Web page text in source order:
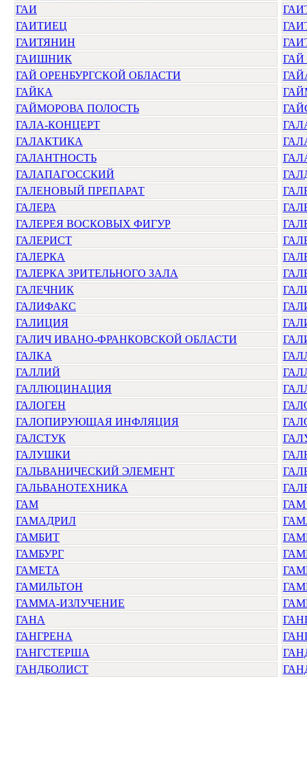
ГАИ
ГАИТИЕЦ
ГАИТЯНИН
ГАИШНИК
ГАЙ
ГАЙ ОРЕНБУРГСКОЙ ОБЛАСТИ
ГАЙКА
ГАЙМОРОВА ПОЛОСТЬ
ГАЛА-КОНЦЕРТ
ГАЛАКТИКА
ГАЛАНТНОСТЬ
ГАЛАПАГОССКИЙ
ГАЛЕНОВЫЙ ПРЕПАРАТ
ГАЛЕРА
ГАЛЕРЕЯ ВОСКОВЫХ ФИГУР
ГАЛЕРИСТ
ГАЛЕРКА
ГАЛЕРКА ЗРИТЕЛЬНОГО ЗАЛА
ГАЛЕЧНИК
ГАЛИФАКС
ГАЛИЦИЯ
ГАЛИЧ ИВАНО-ФРАНКОВСКОЙ ОБЛАСТИ
ГАЛКА
ГАЛЛИЙ
ГАЛЛЮЦИНАЦИЯ
ГАЛОГЕН
ГАЛОПИРУЮЩАЯ ИНФЛЯЦИЯ
ГАЛСТУК
ГАЛУШКИ
ГАЛЬВАНИЧЕСКИЙ ЭЛЕМЕНТ
ГАЛЬВАНОТЕХНИКА
ГАМ
ГАМАДРИЛ
ГАМБИТ
ГАМБУРГ
ГАМЕТА
ГАМИЛЬТОН
ГАММА-ИЗЛУЧЕНИЕ
ГАНА
ГАНГРЕНА
ГАНГСТЕРША
ГАНДБОЛИСТ